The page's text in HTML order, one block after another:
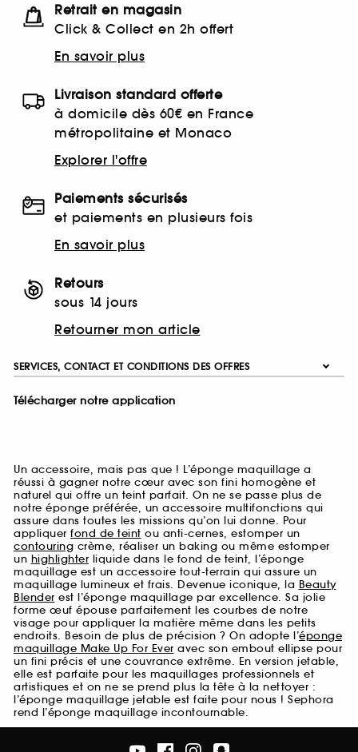
Retrait en magasin
Click & Collect en 2h offert
En savoir plus
Livraison standard offerte
à domicile dès 60€ en France
métropolitaine et Monaco
Explorer l'offre
Paiements sécurisés
et paiements en plusieurs fois
En savoir plus
Retours
sous 14 jours
Retourner mon article
SERVICES, CONTACT ET CONDITIONS DES OFFRES
Télécharger notre application
Un accessoire, mais pas que ! L’éponge maquillage a
réussi à gagner notre cœur avec son fini homogène et
naturel qui offre un teint parfait. On ne se passe plus de
notre éponge préférée, un accessoire multifonctions qui
assure dans toutes les missions qu’on lui donne. Pour
appliquer fond de teint ou anti-cernes, estomper un
contouring crème, réaliser un baking ou même estomper
un highlighter liquide dans le fond de teint, l’éponge
maquillage est un accessoire tout-terrain qui assure un
maquillage lumineux et frais. Devenue iconique, la Beauty
Blender est l’éponge maquillage par excellence. Sa jolie
forme œuf épouse parfaitement les courbes de notre
visage pour appliquer la matière même dans les petits
endroits. Besoin de plus de précision ? On adopte l’éponge
maquillage Make Up For Ever avec son embout ellipse pour
un fini précis et une couvrance extrême. En version jetable,
elle est parfaite pour les maquillages professionnels et
artistiques et on ne se prend plus la tête à la nettoyer :
l’éponge maquillage jetable est faite pour nous ! Sephora
rend l’éponge maquillage incontournable.